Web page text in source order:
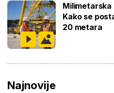
Kako se
20 metara
Najnovije